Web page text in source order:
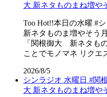
大 新ネタものまね増や
Too Hot!!本日の水曜 #
新ネタものま増やそう
「関根御大 新ネタも
ことでモノマネ リク
2026/8/5
シンラジオ 水曜日 #関
大 新ネタものまね増や